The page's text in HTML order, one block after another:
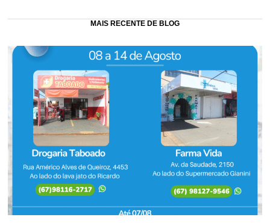
MAIS RECENTE DE BLOG